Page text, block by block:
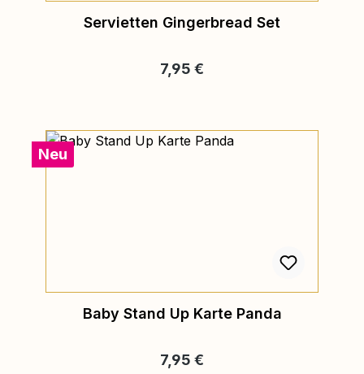
Servietten Gingerbread Set
Regulärer Preis:
7,95 €
Neu
Baby Stand Up Karte Panda
Regulärer Preis:
7,95 €